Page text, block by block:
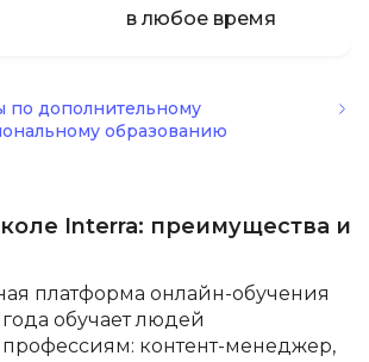
в любое время
по дополнительному
образованию
Interra: преимущества и
платформа онлайн-обучения
года обучает людей
контент-менеджер,